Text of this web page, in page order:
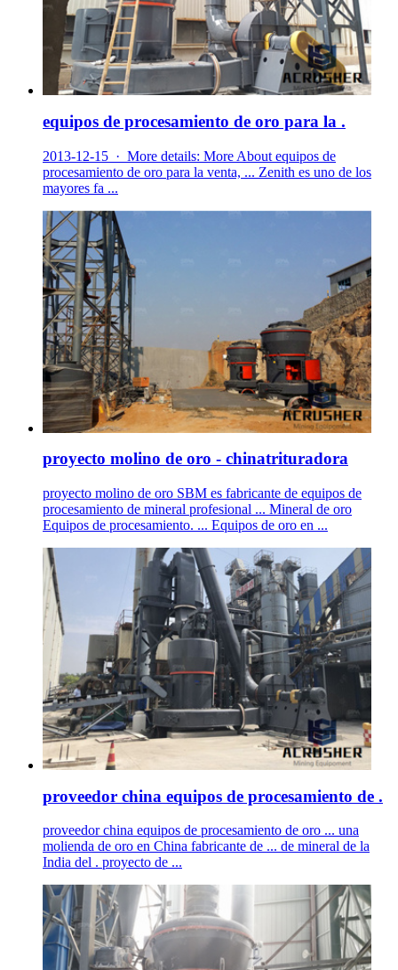
equipos de procesamiento de oro para la .
2013-12-15 · More details: More About equipos de
procesamiento de oro para la venta, ... Zenith es uno de los
mayores fa ...
proyecto molino de oro - chinatrituradora
proyecto molino de oro SBM es fabricante de equipos de
procesamiento de mineral profesional ... Mineral de oro
Equipos de procesamiento. ... Equipos de oro en ...
proveedor china equipos de procesamiento de .
proveedor china equipos de procesamiento de oro ... una
molienda de oro en China fabricante de ... de mineral de la
India del . proyecto de ...